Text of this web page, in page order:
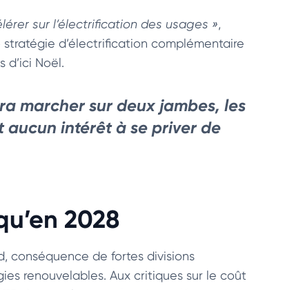
sur l’électrification des usages »,
d’électrification complémentaire
d’ici Noël.
marcher sur deux jambes, les
aucun intérêt à se priver de
2028
conséquence de fortes divisions
renouvelables. Aux critiques sur le coût